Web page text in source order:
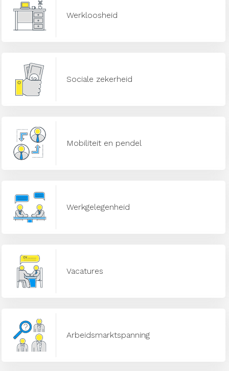
Werkloosheid
Sociale zekerheid
Mobiliteit en pendel
Werkgelegenheid
Vacatures
Arbeidsmarktspanning